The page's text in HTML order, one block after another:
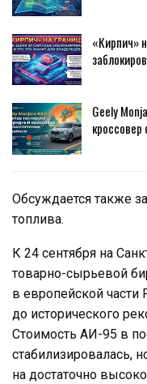
«Кирпич»
Geely
кроссовер
Обсуждается также
топлива.
К 24 сентября на
товарно-сырьевой
в европейской
до исторического
Стоимость АИ-95 в
стабилизировалась,
на достаточно